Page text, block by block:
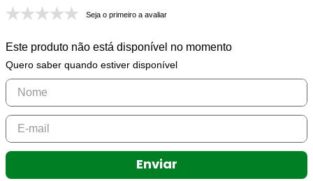
Seja o primeiro a avaliar
Este produto não está disponível no momento
Quero saber quando estiver disponível
Enviar